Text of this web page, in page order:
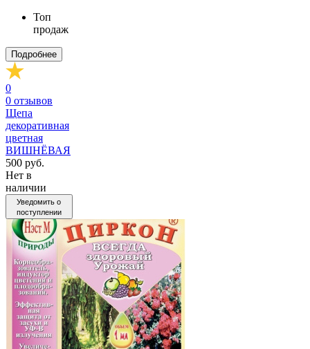
Топ
продаж
Подробнее
0
0 отзывов
Щепа
декоративная
цветная
ВИШНЁВАЯ
500 руб.
Нет в
наличии
Уведомить о
поступлении